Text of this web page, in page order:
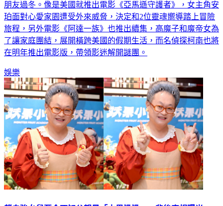
朋友過冬。像是美國就推出電影《亞馬遜守護者》，女主角安
珀面對心愛家園遭受外來威脅，決定和2位靈魂嚮導踏上冒險
旅程，另外電影《阿達一族》也推出續集，高魔子和魔帝女為
了讓家庭團結，展開橫跨美國的假期生活，而名偵探柯南也將
在明年推出電影版，帶領影迷解開謎團。
娛樂